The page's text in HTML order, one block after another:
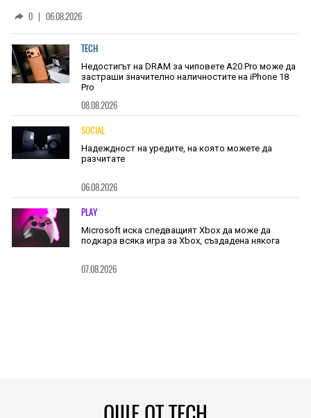
0 06.08.2026
TECH
Недостигът на DRAM за чиповете A20 Pro може да
застраши значително наличностите на iPhone 18
Pro
08.08.2026
SOCIAL
Надеждност на уредите, на която можете да
разчитате
06.08.2026
PLAY
Microsoft иска следващият Xbox да може да
подкара всяка игра за Xbox, създадена някога
07.08.2026